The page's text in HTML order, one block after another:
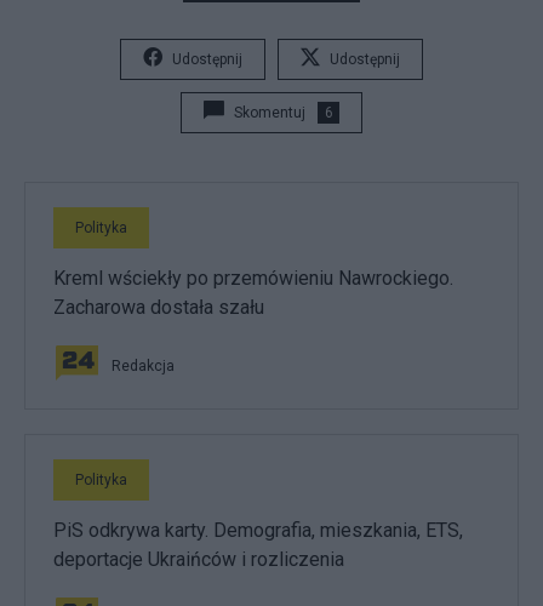
Udostępnij Udostępnij
Skomentuj 6
Polityka
Kreml wściekły po przemówieniu Nawrockiego.
Zacharowa dostała szału
Redakcja
Polityka
PiS odkrywa karty. Demografia, mieszkania, ETS,
deportacje Ukraińców i rozliczenia